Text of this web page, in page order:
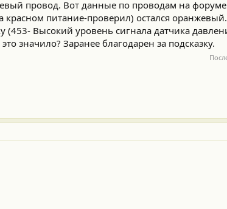
провод. Вот данные по проводам на
красном питание-проверил) остался
(453- Высокий уровень сигнала датчика
значило? Заранее благодарен за подсказку.